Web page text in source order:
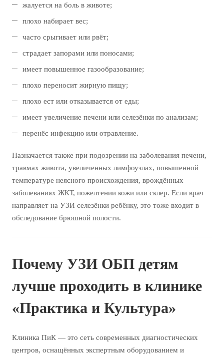
жалуется на боль в животе;
плохо набирает вес;
часто срыгивает или рвёт;
страдает запорами или поносами;
имеет повышенное газообразование;
плохо переносит жирную пищу;
плохо ест или отказывается от еды;
имеет увеличение печени или селезёнки по анализам;
перенёс инфекцию или отравление.
Назначается также при подозрении на заболевания печени,
травмах живота, увеличенных лимфоузлах, повышенной
температуре неясного происхождения, врождённых
заболеваниях ЖКТ, пожелтении кожи или склер. Если врач
направляет на УЗИ селезёнки ребёнку, это тоже входит в
обследование брюшной полости.
Почему УЗИ ОБП детям
лучше проходить в клинике
«Практика и Культура»
Клиника ПиК — это сеть современных диагностических
центров, оснащённых экспертным оборудованием и